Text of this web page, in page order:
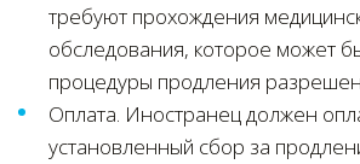
требуют прохождения
обследования, которое может
процедуры продления
Оплата. Иностранец должен
установленный сбор за